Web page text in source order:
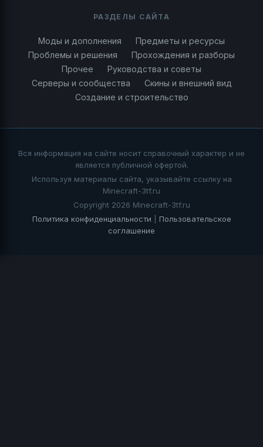
РАЗДЕЛЫ САЙТА
Моды и дополнения
Предметы и ресурсы
Проблемы и решения
Прохождения и разборы
Прочее
Руководства и советы
Серверы и сообщества
Скины и внешний вид
Создание и строительство
Вся информация на сайте носит справочный характер и не
является публичной офертой.
Используя материалы сайта, указывайте ссылку на
Minecraft-3tf.ru
Copyright 2026 Minecraft-3tf.ru
Политика конфиденциальности
Пользовательское
соглашение